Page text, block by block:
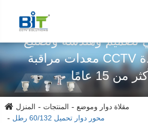
وهندسة وتصنيع
معدات مراقبة CCTV عالية الجودة
المنزل المنتجات
مقلاة دوار وموضع
محور دوار تحميل 60/132 رطل